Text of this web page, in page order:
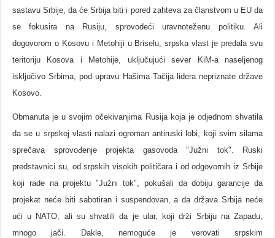
sastavu Srbije, da će Srbija biti i pored zahteva za članstvom u EU da
se fokusira na Rusiju, sprovodeći uravnoteženu politiku. Ali
dogovorom o Kosovu i Metohiji u Briselu, srpska vlast je predala svu
teritoriju Kosova i Metohije, uključujući sever KiM-a naseljenog
isključivo Srbima, pod upravu Hašima Tačija lidera nepriznate države
Kosovo.
Obmanuta je u svojim očekivanjima Rusija koja je odjednom shvatila
da se u srpskoj vlasti nalazi ogroman antiruski lobi, koji svim silama
sprečava sprovođenje projekta gasovoda "Južni tok". Ruski
predstavnici su, od srpskih visokih političara i od odgovornih iz Srbije
koji rade na projektu "Južni tok", pokušali da dobiju garancije da
projekat neće biti sabotiran i suspendovan, a da država Srbija neće
ući u NATO, ali su shvatili da je ular, koji drži Srbiju na Zapadu,
mnogo jači. Dakle, nemoguće je verovati srpskim